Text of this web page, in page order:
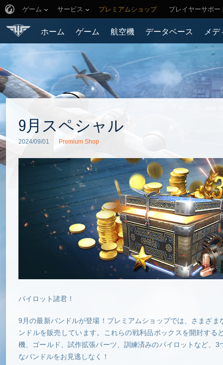
ゲーム サービス プレミアムショップ プレイヤーサポー
ホーム ゲーム 航空機 データベース メ
9月スペシャル
2024/09/01 Premium Shop
パイロット諸君！
9月の最新バンドルが登場！プレミアムショップでは、さまざま
ンドルを販売しています。これらの戦利品ボックスを開封する
機、ゴールド、試作拡張パーツ、訓練済みのパイロットなど、
なバンドルをお見逃しなく！